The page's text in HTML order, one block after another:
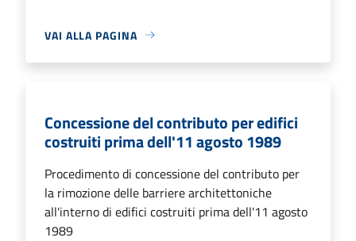
VAI ALLA PAGINA
Concessione del contributo per edifici
costruiti prima dell'11 agosto 1989
Procedimento di concessione del contributo per
la rimozione delle barriere architettoniche
all'interno di edifici costruiti prima dell'11 agosto
1989